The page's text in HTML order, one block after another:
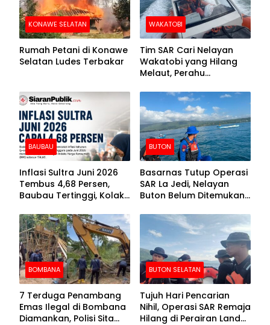
KONAWE SELATAN
Rumah Petani di Konawe
Selatan Ludes Terbakar
WAKATOBI
Tim SAR Cari Nelayan
Wakatobi yang Hilang
Melaut, Perahu
Kemasukan Air
BAUBAU
Inflasi Sultra Juni 2026
Tembus 4,68 Persen,
Baubau Tertinggi, Kolaka
BUTON
Basarnas Tutup Operasi
SAR La Jedi, Nelayan
Buton Belum Ditemukan
BOMBANA
7 Terduga Penambang
Emas Ilegal di Bombana
Diamankan, Polisi Sita
BUTON SELATAN
Tujuh Hari Pencarian
Nihil, Operasi SAR Remaja
Hilang di Perairan Lande